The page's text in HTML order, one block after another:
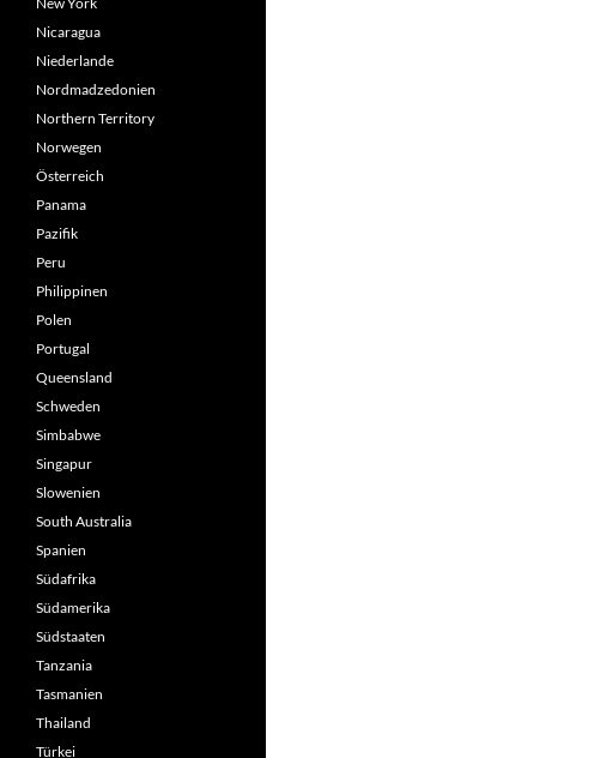
Nicaragua
Niederlande
Nordmadzedonien
Northern Territory
Norwegen
Österreich
Panama
Pazifik
Peru
Philippinen
Polen
Portugal
Queensland
Schweden
Simbabwe
Singapur
Slowenien
South Australia
Spanien
Südafrika
Südamerika
Südstaaten
Tanzania
Tasmanien
Thailand
Türkei